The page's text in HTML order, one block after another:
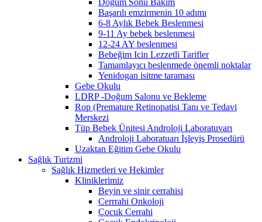
Başarılı emzirmenin 10 adımı
6-8 Aylık Bebek Beslenmesi
9-11 Ay bebek beslenmesi
12-24 AY beslenmesi
Bebeğim Icin Lezzetli Tarifler
Tamamlayıcı beslenmede önemli noktalar
Yenidogan isitme taraması
Gebe Okulu
LDRP -Doğum Salonu ve Bekleme
Rop (Premature Retinopatisi Tanı ve Tedavi
Merskezi
Tüp Bebek Ünitesi Androloji Laboratuvarı
Androloji Laboratuarı İşleyiş Prosedürü
Uzaktan Eğitim Gebe Okulu
Sağlık Turizmi
Sağlık Hizmetleri ve Hekimler
Kliniklerimiz
Beyin ve sinir cerrahisi
Cerrrahi Onkoloji
Çocuk Cerrahi